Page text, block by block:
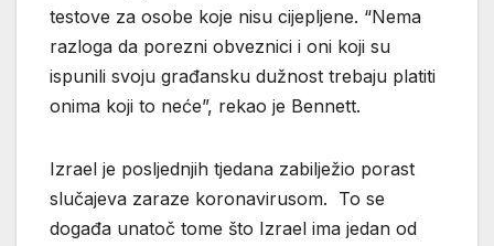
testove za osobe koje nisu cijepljene. “Nema
razloga da porezni obveznici i oni koji su
ispunili svoju građansku dužnost trebaju platiti
onima koji to neće”, rekao je Bennett.
Izrael je posljednjih tjedana zabilježio porast
slučajeva zaraze koronavirusom. To se
događa unatoč tome što Izrael ima jedan od